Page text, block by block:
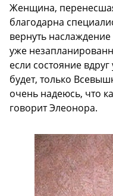
Женщина,
благодарна
вернуть
уже
если состояние
будет, только
очень надеюсь, что
говорит Элеонора.